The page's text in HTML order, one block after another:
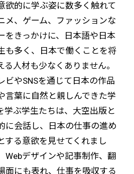
欲的に学ぶ姿に数多く触れて
メ、ゲーム、ファッションな
をきっかけに、日本語や日本
も多く、日本で働くことを将
人材も少なくありません。
ビやSNSを通じて日本の作品
言葉に自然と親しんできた学
学ぶ学生たちは、大空出版と
に会話し、日本の仕事の進め
する意欲を見せてくれまし
Webデザインや記事制作、翻
面にも表れ、仕事を吸収する